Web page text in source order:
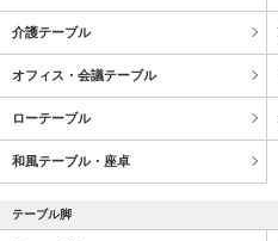
介護テーブル
オフィス・会議テーブル
ローテーブル
和風テーブル・座卓
テーブル脚